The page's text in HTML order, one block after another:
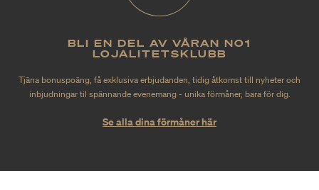
BLI EN DEL AV VÅRAN NO1
LOJALITETSKLUBB
Tjäna bonuspoäng, få exklusiva erbjudanden, tidig åtkomst till nyheter och
inbjudningar til spännande evenemang - unika förmåner, bara för dig.
Se alla dina förmåner här